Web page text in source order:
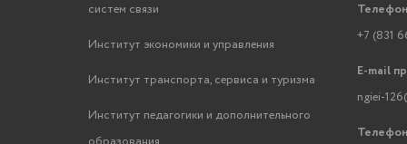
систем связи
Институт экономики и управления
Институт транспорта, сервиса и туризма
Институт педагогики и дополнительного
+7 (831
E-mail
ngiei-